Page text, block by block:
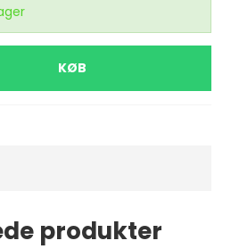
KØB
produkter